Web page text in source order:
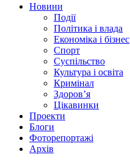
Новини
Події
Політика і влада
Економіка і бізнес
Спорт
Суспільство
Культура і освіта
Кримінал
Здоров’я
Цікавинки
Проекти
Блоги
Фоторепортажі
Архів